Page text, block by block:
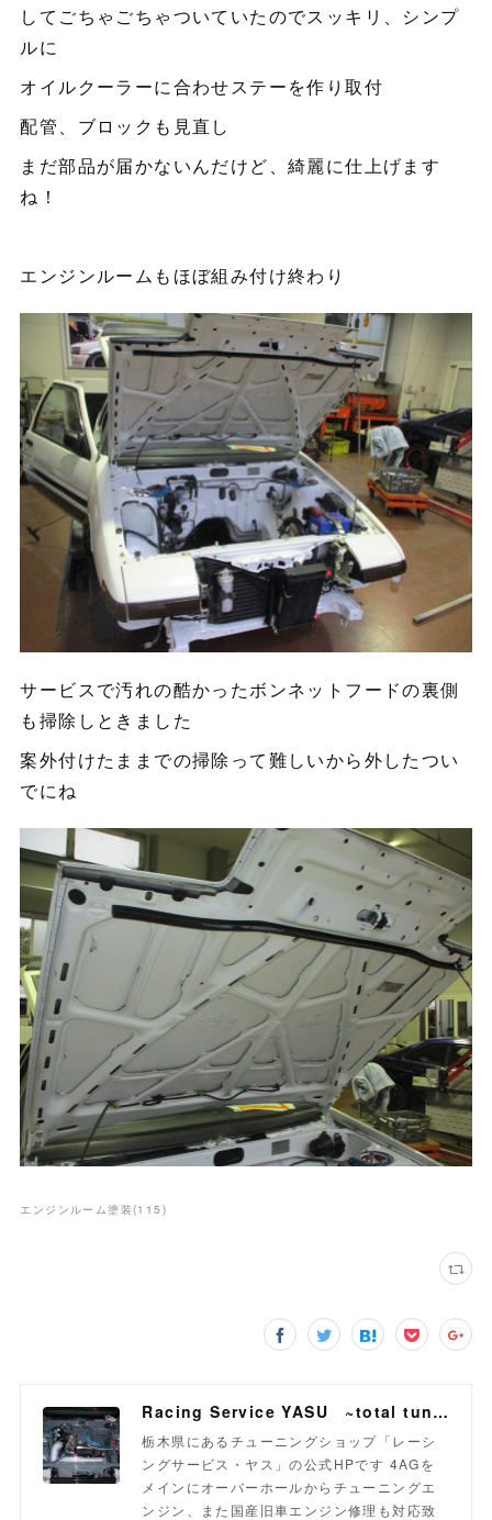
してごちゃごちゃついていたのでスッキリ、シンプ
ルに
オイルクーラーに合わせステーを作り取付
配管、ブロックも見直し
まだ部品が届かないんだけど、綺麗に仕上げます
ね！
エンジンルームもほぼ組み付け終わり
サービスで汚れの酷かったボンネットフードの裏側
も掃除しときました
案外付けたままでの掃除って難しいから外したつい
でにね
エンジンルーム塗装(115 )
Racing Service YASU ~total tuning proshop~
栃木県にあるチューニングショップ「レーシ
ングサービス・ヤス」の公式HPです 4AGを
メインにオーバーホールからチューニングエ
ンジン、また国産旧車エンジン修理も対応致